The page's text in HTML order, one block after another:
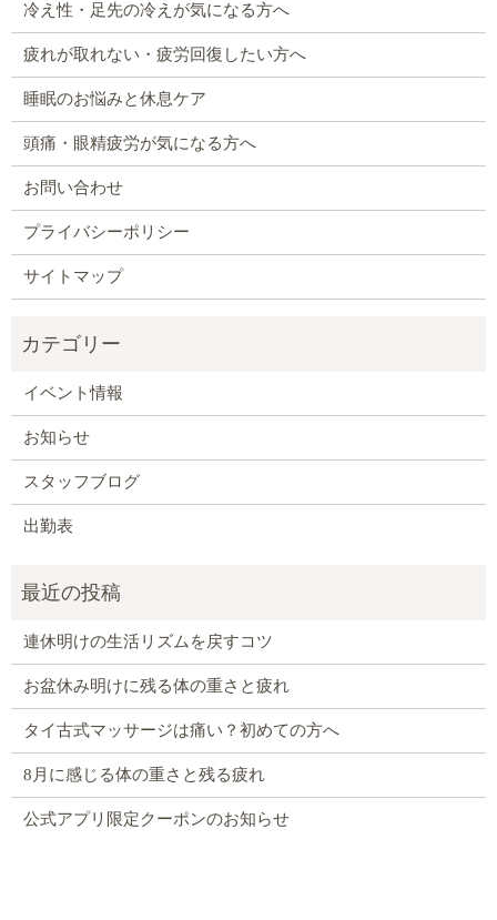
冷え性・足先の冷えが気になる方へ
疲れが取れない・疲労回復したい方へ
睡眠のお悩みと休息ケア
頭痛・眼精疲労が気になる方へ
お問い合わせ
プライバシーポリシー
サイトマップ
イベント情報
お知らせ
スタッフブログ
出勤表
連休明けの生活リズムを戻すコツ
お盆休み明けに残る体の重さと疲れ
タイ古式マッサージは痛い？初めての方へ
8月に感じる体の重さと残る疲れ
公式アプリ限定クーポンのお知らせ